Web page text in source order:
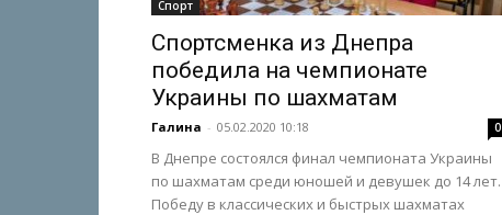
Спорт
Спортсменка из Днепра
победила на чемпионате
Украины по шахматам
Галина - 05.02.2020 10:18 0
В Днепре состоялся финал чемпионата Украины
по шахматам среди юношей и девушек до 14 лет.
Победу в классических и быстрых шахматах